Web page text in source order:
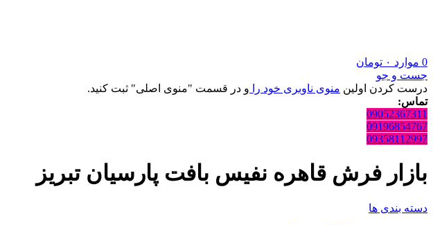
0 موارد ۰ تومان
جست و جو
درست کردن اولین منوی ناوبری خود را و در قسمت "منوی اصلی" ثبت کنید.
تماس:
09052367311
09196854767
09358112997
بازار فرش قاهره نفیس بافت پارسیان تبریز
دسته بندی ها